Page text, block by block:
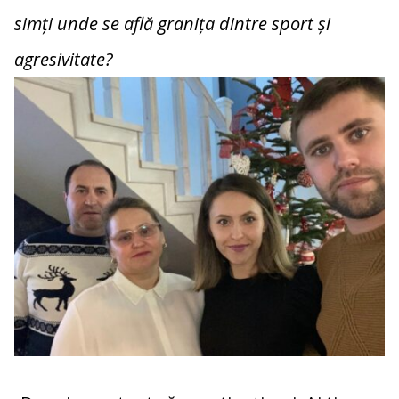
simți unde se află granița dintre sport și
agresivitate?